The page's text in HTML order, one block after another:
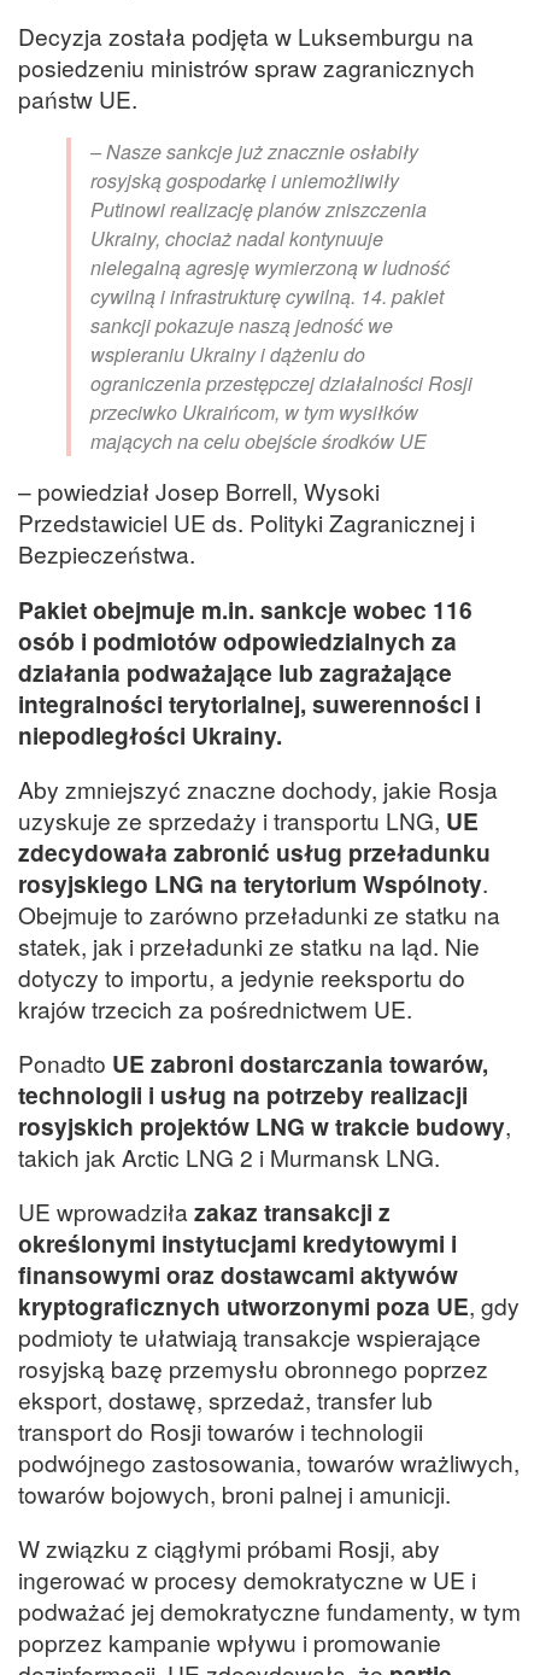
Decyzja została podjęta w Luksemburgu na
posiedzeniu ministrów spraw zagranicznych
państw UE.
– Nasze sankcje już znacznie osłabiły
rosyjską gospodarkę i uniemożliwiły
Putinowi realizację planów zniszczenia
Ukrainy, chociaż nadal kontynuuje
nielegalną agresję wymierzoną w ludność
cywilną i infrastrukturę cywilną. 14. pakiet
sankcji pokazuje naszą jedność we
wspieraniu Ukrainy i dążeniu do
ograniczenia przestępczej działalności Rosji
przeciwko Ukraińcom, w tym wysiłków
mających na celu obejście środków UE
– powiedział Josep Borrell, Wysoki
Przedstawiciel UE ds. Polityki Zagranicznej i
Bezpieczeństwa.
Pakiet obejmuje m.in. sankcje wobec 116
osób i podmiotów odpowiedzialnych za
działania podważające lub zagrażające
integralności terytorialnej, suwerenności i
niepodległości Ukrainy.
Aby zmniejszyć znaczne dochody, jakie Rosja
uzyskuje ze sprzedaży i transportu LNG, UE
zdecydowała zabronić usług przeładunku
rosyjskiego LNG na terytorium Wspólnoty.
Obejmuje to zarówno przeładunki ze statku na
statek, jak i przeładunki ze statku na ląd. Nie
dotyczy to importu, a jedynie reeksportu do
krajów trzecich za pośrednictwem UE.
Ponadto UE zabroni dostarczania towarów,
technologii i usług na potrzeby realizacji
rosyjskich projektów LNG w trakcie budowy,
takich jak Arctic LNG 2 i Murmansk LNG.
UE wprowadziłazakaz transakcji z
określonymi instytucjami kredytowymi i
finansowymi oraz dostawcami aktywów
kryptograficznych utworzonymi poza UE, gdy
podmioty te ułatwiają transakcje wspierające
rosyjską bazę przemysłu obronnego poprzez
eksport, dostawę, sprzedaż, transfer lub
transport do Rosji towarów i technologii
podwójnego zastosowania, towarów wrażliwych,
towarów bojowych, broni palnej i amunicji.
W związku z ciągłymi próbami Rosji, aby
ingerować w procesy demokratyczne w UE i
podważać jej demokratyczne fundamenty, w tym
poprzez kampanie wpływu i promowanie